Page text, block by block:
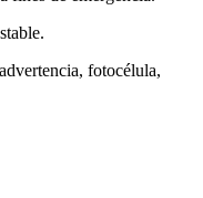
fotocélula,